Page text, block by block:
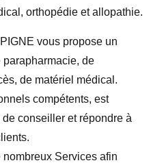
orthopédie et allopathie.
vous propose un
parapharmacie, de
de matériel médical.
compétents, est
conseiller et répondre à
Services afin